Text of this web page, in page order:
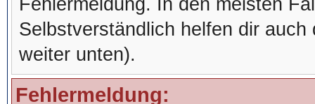
Fehlermeldung. In den meisten
Selbstverständlich helfen dir
weiter unten).
Fehlermeldung: